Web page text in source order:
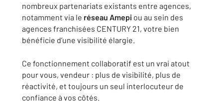
nombreux partenariats existants entre agences,
notamment via le réseau Amepi ou au sein des
agences franchisées CENTURY 21, votre bien
bénéficie d’une visibilité élargie.
Ce fonctionnement collaboratif est un vrai atout
pour vous, vendeur : plus de visibilité, plus de
réactivité, et toujours un seul interlocuteur de
confiance à vos côtés.